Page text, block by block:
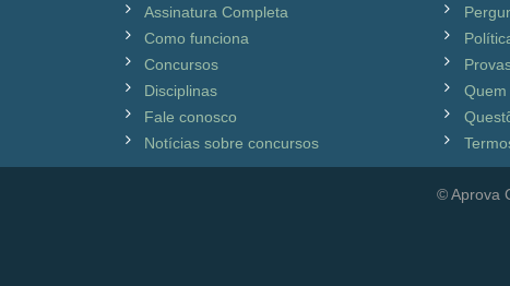
Assinatura Completa
Como funciona
Concursos
Disciplinas
Fale conosco
Notícias sobre concursos
Quem
© Aprova